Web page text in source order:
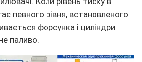
певного рівня, встановленого
форсунка і циліндри
паливо.